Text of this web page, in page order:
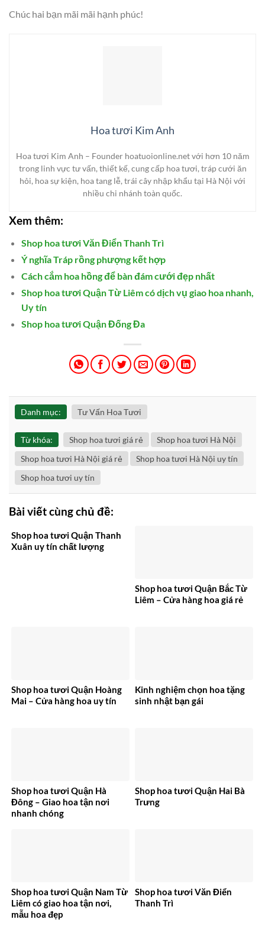
Chúc hai bạn mãi mãi hạnh phúc!
Hoa tươi Kim Anh
Hoa tươi Kim Anh – Founder hoatuoionline.net với hơn 10 năm
trong linh vực tư vấn, thiết kế, cung cấp hoa tươi, tráp cưới ăn
hỏi, hoa sự kiện, hoa tang lễ, trái cây nhập khẩu tại Hà Nội với
nhiều chi nhánh toàn quốc.
Xem thêm:
Shop hoa tươi Văn Điển Thanh Trì
Ý nghĩa Tráp rồng phượng kết hợp
Cách cắm hoa hồng để bàn đám cưới đẹp nhất
Shop hoa tươi Quận Từ Liêm có dịch vụ giao hoa nhanh,
Uy tín
Shop hoa tươi Quận Đống Đa
Danh mục: Tư Vấn Hoa Tươi
Từ khóa: Shop hoa tươi giá rẻ
Shop hoa tươi Hà Nội
Shop hoa tươi Hà Nội giá rẻ
Shop hoa tươi Hà Nội uy tín
Shop hoa tươi uy tín
Bài viết cùng chủ đề:
Shop hoa tươi Quận Thanh
Xuân uy tín chất lượng
Shop hoa tươi Quận Bắc Từ
Liêm – Cửa hàng hoa giá rẻ
Shop hoa tươi Quận Hoàng
Mai – Cửa hàng hoa uy tín
Kinh nghiệm chọn hoa tặng
sinh nhật bạn gái
Shop hoa tươi Quận Hà
Đông – Giao hoa tận nơi
nhanh chóng
Shop hoa tươi Quận Hai Bà
Trưng
Shop hoa tươi Quận Nam Từ
Liêm có giao hoa tận nơi,
mẫu hoa đẹp
Shop hoa tươi Văn Điển
Thanh Trì